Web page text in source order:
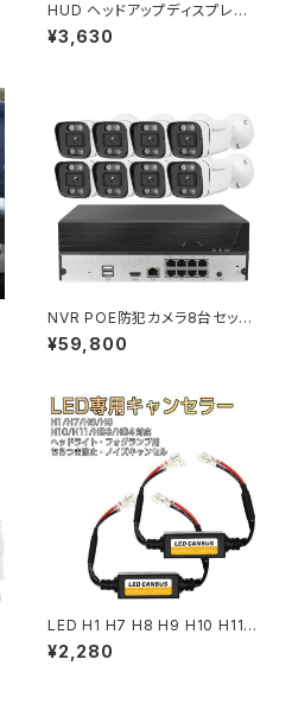
HUD ヘッドアップディスプレイ
M7 GPS/OBD2対応 大画面 カ
ラフル 車載スピードメーター フ
¥3,630
NVR POE防犯カメラ8台セット
初期不良交換保証「NVR-VST-
POE8」
¥59,800
LED H1 H7 H8 H9 H10 H11
HB3 HB4 デコーダー ハイビー
ムインジケーター不点灯防止 キ
¥2,280